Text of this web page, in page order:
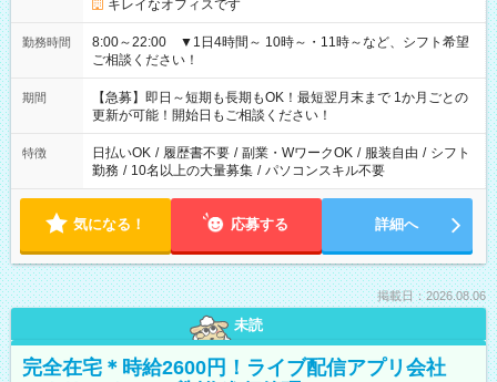
キレイなオフィスです
勤務時間
8:00～22:00 ▼1日4時間～ 10時～・11時～など、シフト希望
ご相談ください！
期間
【急募】即日～短期も長期もOK！最短翌月末まで 1か月ごとの
更新が可能！開始日もご相談ください！
特徴 日払いOK / 履歴書不要 / 副業・WワークOK / 服装自由 / シフト
勤務 / 10名以上の大量募集 / パソコンスキル不要
気になる！ 応募する 詳細へ
掲載日：2026.08.06
未読
完全在宅＊時給2600円！ライブ配信アプリ会社